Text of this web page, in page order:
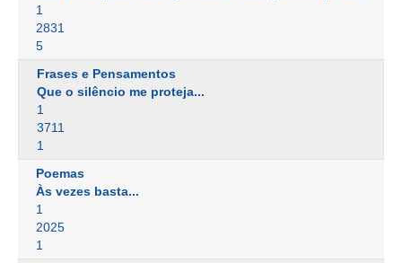
1
2831
5
Frases e Pensamentos
Que o silêncio me proteja...
1
3711
1
Poemas
Às vezes basta...
1
2025
1